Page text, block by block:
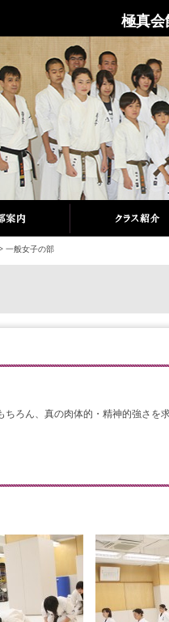
極真会
> 一般女子の部
ろん、真の肉体的・精神的強さを